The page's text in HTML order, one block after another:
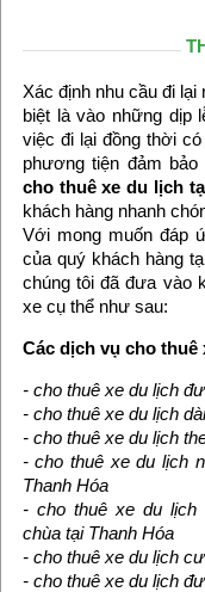
Xác định nhu cầu đi
biệt là vào những dịp
việc đi lại đồng thời
phương tiện đảm
cho thuê xe du lịch
khách hàng nhanh
Với mong muốn đáp
của quý khách hàng
chúng tôi đã đưa vào
xe cụ thể như sau:
Các dịch vụ cho thuê
- cho thuê xe du lịch
- cho thuê xe du lịch
- cho thuê xe du lịch
- cho thuê xe du lịch
Thanh Hóa
- cho thuê xe du lịch
chùa tại Thanh Hóa
- cho thuê xe du lịch
- cho thuê xe du lịch